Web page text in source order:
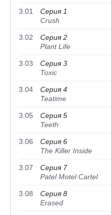
3.01
Серия 1
Crush
3.02
Серия 2
Plant Life
3.03
Серия 3
Toxic
3.04
Серия 4
Teatime
3.05
Серия 5
Teeth
3.06
Серия 6
The Killer Inside
3.07
Серия 7
Patel Motel Cartel
3.08
Серия 8
Erased